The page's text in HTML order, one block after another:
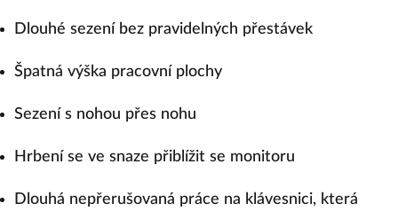
Dlouhé sezení bez pravidelných přestávek
Špatná výška pracovní plochy
Sezení s nohou přes nohu
Hrbení se ve snaze přiblížit se monitoru
Dlouhá nepřerušovaná práce na klávesnici, která